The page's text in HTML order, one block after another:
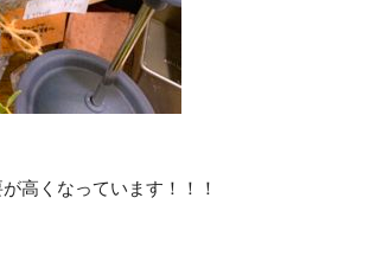
高くなっています！！！